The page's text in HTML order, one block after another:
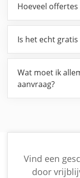
Hoeveel offertes
Is het echt
Wat moet ik
aanvraag?
Vind een
door